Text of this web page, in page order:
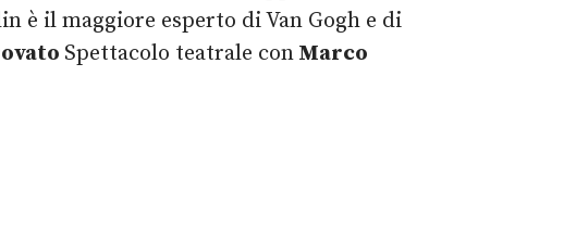
è il maggiore esperto di Van Gogh e di
Spettacolo teatrale con Marco